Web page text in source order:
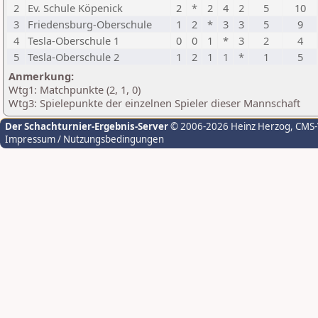
2
Ev. Schule Köpenick 2 * 2 4 2 5
10
3
Friedensburg-Oberschule 1 2 * 3 3 5
9
4 Tesla-Oberschule 1 0 0 1 * 3 2
4
5 Tesla-Oberschule 2 1 2 1 1 * 1
5
Anmerkung:
Wtg1: Matchpunkte (2, 1, 0)
Wtg3: Spielepunkte der einzelnen Spieler dieser Mannschaft
Der Schachturnier-Ergebnis-Server© 2006-2026 Heinz Herzog,
Impressum / Nutzungsbedingungen